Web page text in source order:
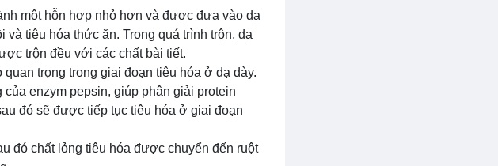
một hỗn hợp nhỏ hơn và được đưa vào dạ
và tiêu hóa thức ăn. Trong quá trình trộn, dạ
trộn đều với các chất bài tiết.
trọng trong giai đoạn tiêu hóa ở dạ dày.
enzym pepsin, giúp phân giải protein
đó sẽ được tiếp tục tiêu hóa ở giai đoạn
đó chất lỏng tiêu hóa được chuyển đến ruột